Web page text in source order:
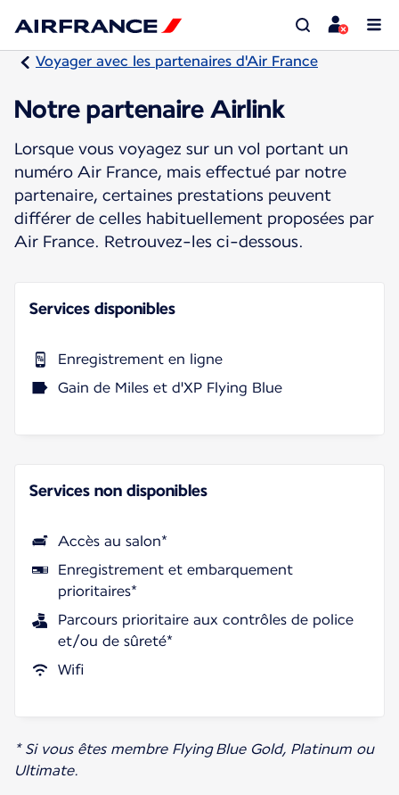
Voyager avec les partenaires d'Air France
Notre partenaire Airlink
Lorsque vous voyagez sur un vol portant un
numéro Air France, mais effectué par notre
partenaire, certaines prestations peuvent
différer de celles habituellement proposées par
Air France. Retrouvez-les ci-dessous.
Services disponibles
Enregistrement en ligne
Gain de Miles et d'XP Flying Blue
Services non disponibles
Accès au salon*
Enregistrement et embarquement
prioritaires*
Parcours prioritaire aux contrôles de police
et/ou de sûreté*
Wifi
* Si vous êtes membre Flying Blue Gold, Platinum ou
Ultimate.